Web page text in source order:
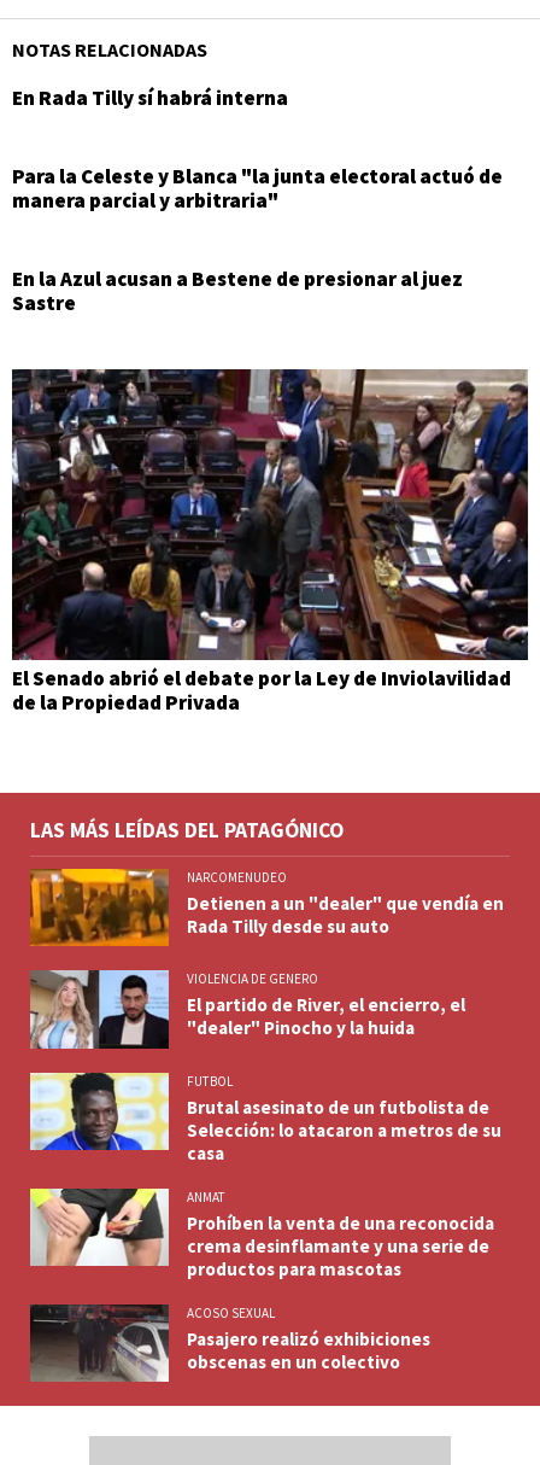
NOTAS RELACIONADAS
En Rada Tilly sí habrá interna
Para la Celeste y Blanca "la junta electoral actuó de
manera parcial y arbitraria"
En la Azul acusan a Bestene de presionar al juez
Sastre
El Senado abrió el debate por la Ley de Inviolavilidad
de la Propiedad Privada
LAS MÁS LEÍDAS DEL PATAGÓNICO
NARCOMENUDEO
Detienen a un "dealer" que vendía en
Rada Tilly desde su auto
VIOLENCIA DE GENERO
El partido de River, el encierro, el
"dealer" Pinocho y la huida
FUTBOL
Brutal asesinato de un futbolista de
Selección: lo atacaron a metros de su
casa
ANMAT
Prohíben la venta de una reconocida
crema desinflamante y una serie de
productos para mascotas
ACOSO SEXUAL
Pasajero realizó exhibiciones
obscenas en un colectivo